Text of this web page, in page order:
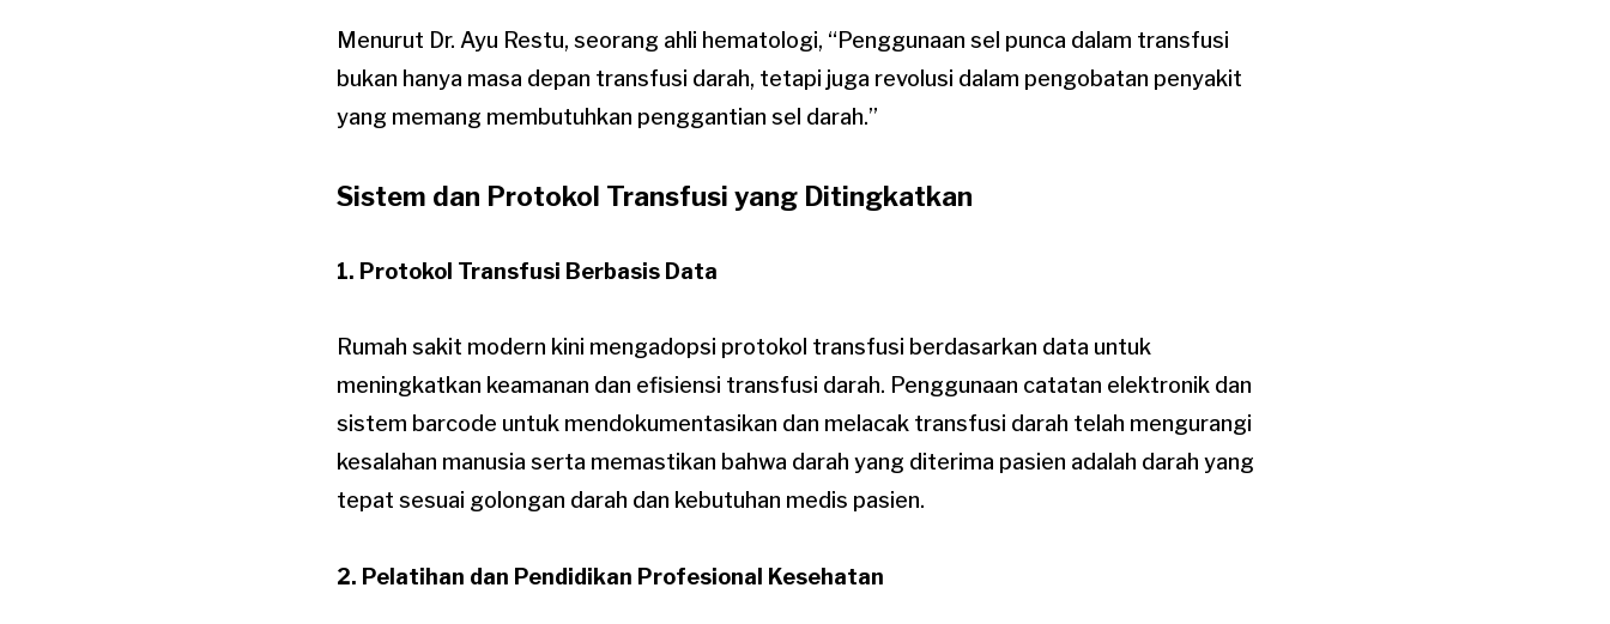
Menurut Dr. Ayu Restu, seorang ahli hematologi, “Penggunaan sel punca dalam transfusi
bukan hanya masa depan transfusi darah, tetapi juga revolusi dalam pengobatan penyakit
yang memang membutuhkan penggantian sel darah.”
Sistem dan Protokol Transfusi yang Ditingkatkan
1. Protokol Transfusi Berbasis Data
Rumah sakit modern kini mengadopsi protokol transfusi berdasarkan data untuk
meningkatkan keamanan dan efisiensi transfusi darah. Penggunaan catatan elektronik dan
sistem barcode untuk mendokumentasikan dan melacak transfusi darah telah mengurangi
kesalahan manusia serta memastikan bahwa darah yang diterima pasien adalah darah yang
tepat sesuai golongan darah dan kebutuhan medis pasien.
2. Pelatihan dan Pendidikan Profesional Kesehatan